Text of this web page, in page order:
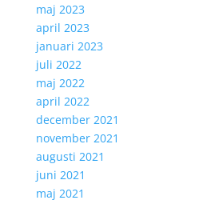
maj 2023
april 2023
januari 2023
juli 2022
maj 2022
april 2022
december 2021
november 2021
augusti 2021
juni 2021
maj 2021